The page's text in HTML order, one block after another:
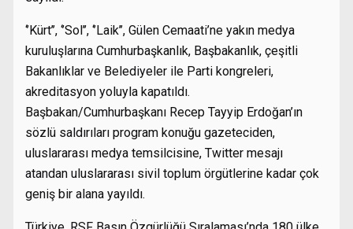
‘’Kürt’’, ‘’Sol’’, ‘’Laik’’, Gülen Cemaati’ne yakın medya
kuruluşlarına Cumhurbaşkanlık, Başbakanlık, çeşitli
Bakanlıklar ve Belediyeler ile Parti kongreleri,
akreditasyon yoluyla kapatıldı.
Başbakan/Cumhurbaşkanı Recep Tayyip Erdoğan’ın
sözlü saldırıları program konuğu gazeteciden,
uluslararası medya temsilcisine, Twitter mesajı
atandan uluslararası sivil toplum örgütlerine kadar çok
geniş bir alana yayıldı.